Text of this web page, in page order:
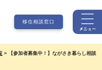
移住相談窓口
>
【参加者募集中！】ながさき暮らし相談